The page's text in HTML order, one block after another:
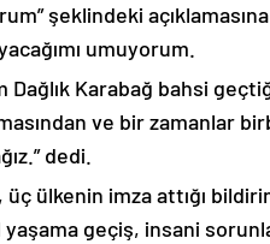
şeklindeki
umuyorum.
Dağlık Karabağ bahsi
ve bir zamanlar
dedi.
üç ülkenin imza attığı
yaşama geçiş, insani